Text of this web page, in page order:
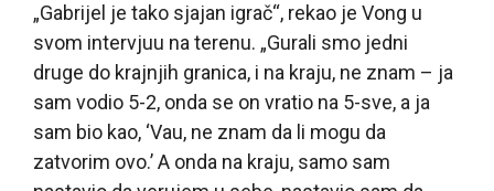
„Gabrijel je tako sjajan igrač“, rekao je Vong u
svom intervjuu na terenu. „Gurali smo jedni
druge do krajnjih granica, i na kraju, ne znam – ja
sam vodio 5-2, onda se on vratio na 5-sve, a ja
sam bio kao, ‘Vau, ne znam da li mogu da
zatvorim ovo.’ A onda na kraju, samo sam